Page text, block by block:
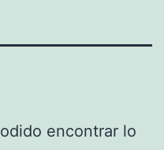
encontrar lo